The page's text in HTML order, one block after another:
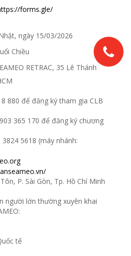
forms.gle/
ngày 15/03/2026
Chiều
RETRAC, 35 Lê Thánh
880 để đăng ký tham gia CLB
365 170 để đăng ký chương
5618 (máy nhánh:
P. Sài Gòn, Tp. Hồ Chí Minh
người lớn thường xuyên khai
tế